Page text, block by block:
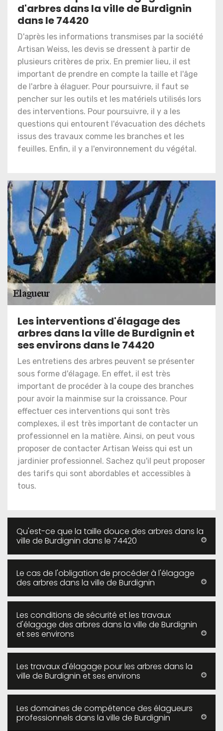
d'arbres dans la ville de Burdignin
dans le 74420
D'après les informations transmises par la société
Artisan Weiss, les devis se dressent à partir de
plusieurs critères de prix. En premier lieu, il est
important de prendre en compte la taille et l'âge
de l'arbre à élaguer. Pour poursuivre, il faut se
pencher sur les outils et les matériels utilisés lors
des interventions. Pour poursuivre, il y a les
questions qui entourent l'évacuation des déchets
issus des travaux comme les branches et les
feuilles. Enfin, il y a l'environnement du végétal.
Les interventions d'élagage des
arbres dans la ville de Burdignin et
ses environs dans le 74420
Les entretiens des arbres peuvent se présenter
sous forme d'élagage. En effet, il est très
important de procéder à la coupe des branches
pour avoir la mainmise sur la croissance. Pour
effectuer ces interventions qui sont très
complexes, il est très important de contacter un
professionnel en la matière. Ainsi, on peut vous
proposer de contacter Artisan Weiss qui est un
jardinier professionnel. Sachez qu'il peut proposer
des tarifs qui sont abordables et accessibles à
tous.
Qu'est-ce que la taille douce des arbres dans la
ville de Burdignin dans le 74420
Le cas de l'obligation de procéder à l'élagage
des arbres dans la ville de Burdignin
Les conditions de sécurité et les travaux
d'élagage des arbres dans la ville de Burdignin
et ses environs
Les travaux d'élagage pour les arbres dans la
ville de Burdignin et ses environs
Les domaines de compétence des élagueurs
professionnels dans la ville de Burdignin